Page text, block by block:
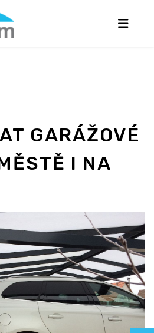
GARÁŽOVÉ
I NA